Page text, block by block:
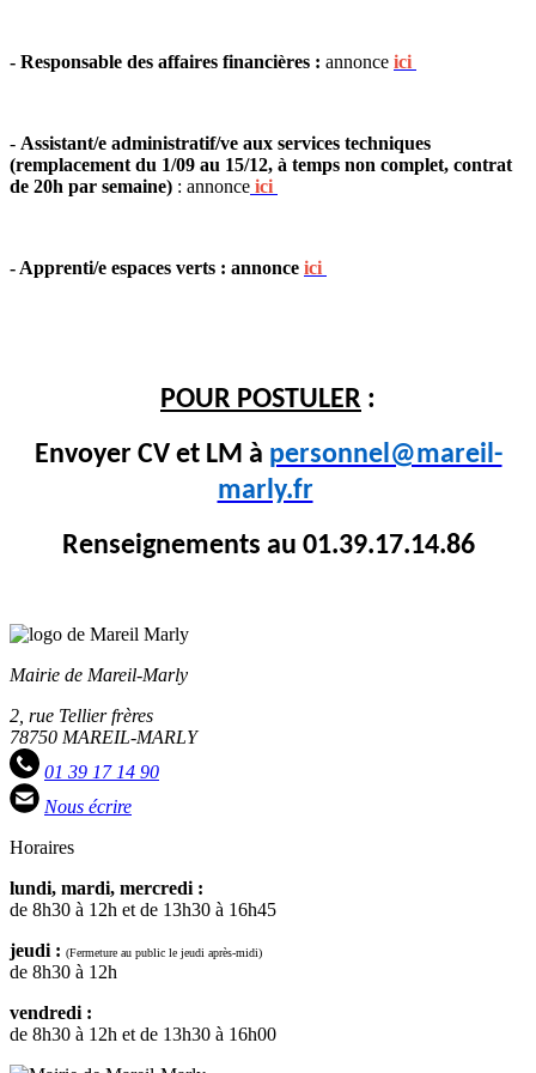
- Responsable des affaires financières : annonce ici
- Assistant/e administratif/ve aux services techniques
(remplacement du 1/09 au 15/12, à temps non complet, contrat
de 20h par semaine) : annonce ici
- Apprenti/e espaces verts : annonce ici
POUR POSTULER :
Envoyer CV et LM à personnel@mareil-
marly.fr
Renseignements au 01.39.17.14.86
Mairie de Mareil-Marly
2, rue Tellier frères
78750 MAREIL-MARLY
01 39 17 14 90
Nous écrire
Horaires
lundi, mardi, mercredi :
de 8h30 à 12h et de 13h30 à 16h45
jeudi : (Fermeture au public le jeudi après-midi)
de 8h30 à 12h
vendredi :
de 8h30 à 12h et de 13h30 à 16h00